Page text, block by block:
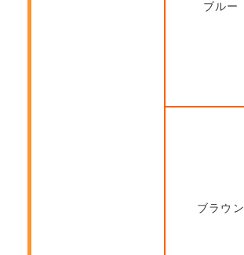
ブルー
ブラウン